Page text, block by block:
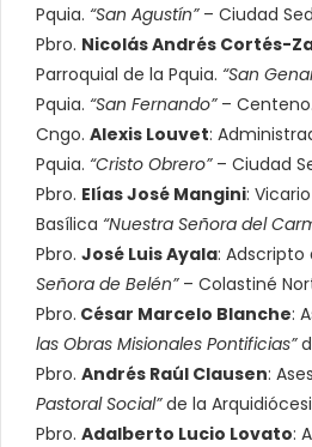
Pquia. “San Agustín”– Ciudad
Pbro. Nicolás Andrés Cortés-
Parroquial de la Pquia. “San
Pquia. “San Fernando”– Centeno.
Cngo. Alexis Louvet:
Pquia. “Cristo Obrero”– Ciudad
Pbro. Elías José Mangini:
Basílica “Nuestra Señora del
Pbro. José Luis Ayala: Adscripto
Señora de Belén”– Colastiné
Pbro. César Marcelo Blanche:
las Obras Misionales Pontificias”
Pbro. Andrés Raúl Clausen:
Pastoral Social”de la
Pbro. Adalberto Lucio Lovato: